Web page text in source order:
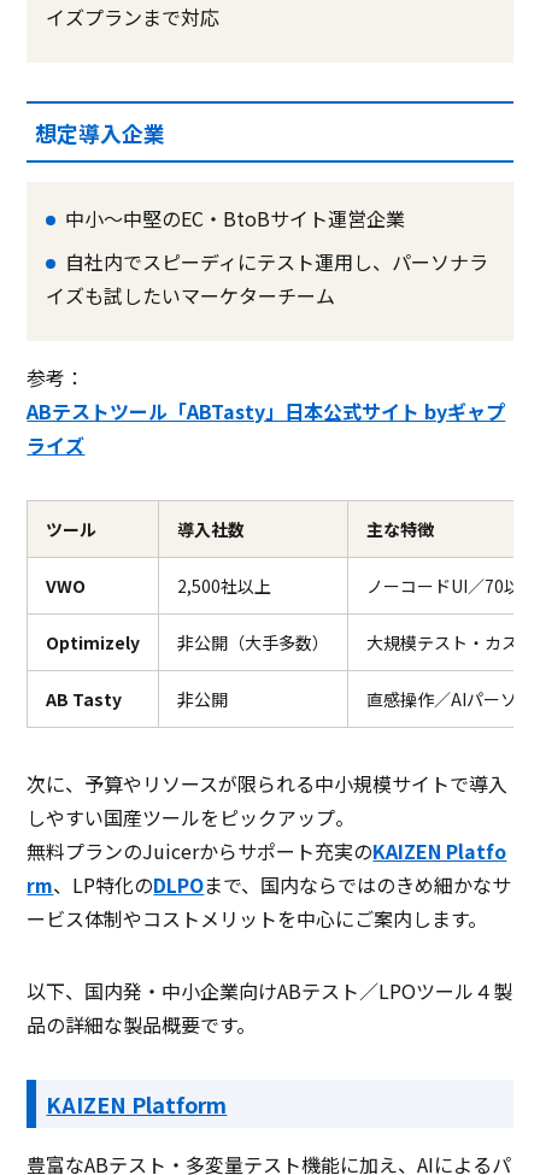
イズプランまで対応
想定導入企業
中小～中堅のEC・BtoBサイト運営企業
自社内でスピーディにテスト運用し、パーソナラ
イズも試したいマーケターチーム
参考：
ABテストツール「ABTasty」日本公式サイト byギャプ
ライズ
ツール 導入社数 主な特徴
VWO 2,500社以上 ノーコードUI／70以
Optimizely 非公開（大手多数） 大規模テスト・カス
AB Tasty 非公開 直感操作／AIパーソ
次に、予算やリソースが限られる中小規模サイトで導入
しやすい国産ツールをピックアップ。
無料プランのJuicerからサポート充実のKAIZEN Platfo
rm、LP特化のDLPOまで、国内ならではのきめ細かなサ
ービス体制やコストメリットを中心にご案内します。
以下、国内発・中小企業向けABテスト／LPOツール４製
品の詳細な製品概要です。
KAIZEN Platform
豊富なABテスト・多変量テスト機能に加え、AIによるパ